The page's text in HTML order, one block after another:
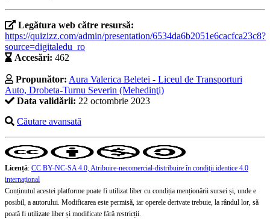
Legătura web către resursă:
https://quizizz.com/admin/presentation/6534da6b2051e6cacfca23c8?
source=digitaledu_ro
Accesări: 462
Propunător: Aura Valerica Beletei - Liceul de Transporturi
Auto, Drobeta-Turnu Severin (Mehedinţi)
Data validării: 22 octombrie 2023
Căutare avansată
Licență: CC BY-NC-SA 4.0, Atribuire-necomercial-distribuire în condiţii identice 4.0
internațional
Conținutul acestei platforme poate fi utilizat liber cu condiția menționării sursei și, unde e
posibil, a autorului. Modificarea este permisă, iar operele derivate trebuie, la rândul lor, să
poată fi utilizate liber și modificate fără restricții.